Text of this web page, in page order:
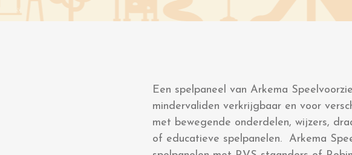
Een spelpaneel van Arkema
mindervaliden verkrijgbaar en voor
met bewegende onderdelen, wijzers,
of educatieve spelpanelen. Arkema